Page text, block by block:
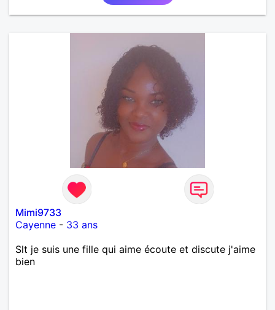
Mimi9733
Cayenne - 33 ans
Slt je suis une fille qui aime écoute et discute j'aime
bien